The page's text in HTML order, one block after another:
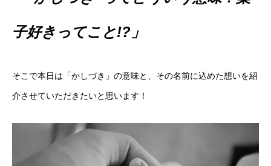
子好きってこと!?」
そこで本日は「かしづき」の意味と、その名前に込めた想いを紹
介させていただきたいと思います！